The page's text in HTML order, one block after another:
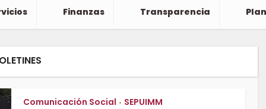
Finanzas Transparencia
Comunicación Social • SEPUIMM